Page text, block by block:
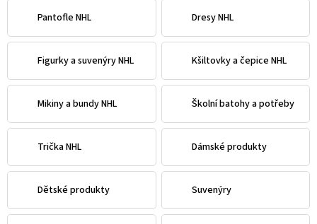
Pantofle NHL Dresy NHL
Figurky a suvenýry NHL Kšiltovky a čepice NHL
Mikiny a bundy NHL Školní batohy a potřeby
Trička NHL Dámské produkty
Dětské produkty Suvenýry